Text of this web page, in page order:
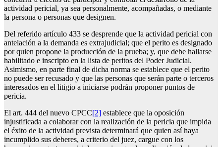
actividad pericial, ya sea personalmente, acompañadas, o mediante
la persona o personas que designen.
Del referido artículo 433 se desprende que la actividad pericial con
antelación a la demanda es extrajudicial; que el perito es designado
por quien propone la producción de la prueba; y, que debe hallarse
habilitado e inscripto en la lista de peritos del Poder Judicial.
Asimismo, en parte final de dicha norma se establece que el perito
no puede ser recusado y que las personas que serán parte o terceros
interesados en el litigio a iniciarse podrán proponer puntos de
pericia.
El art. 444 del nuevo CPCC[2] establece que la oposición
injustificada a colaborar con la realización de la pericia que impida
el éxito de la actividad prevista determinará que quien así haya
incumplido sus deberes, a criterio del juez, cargue con los